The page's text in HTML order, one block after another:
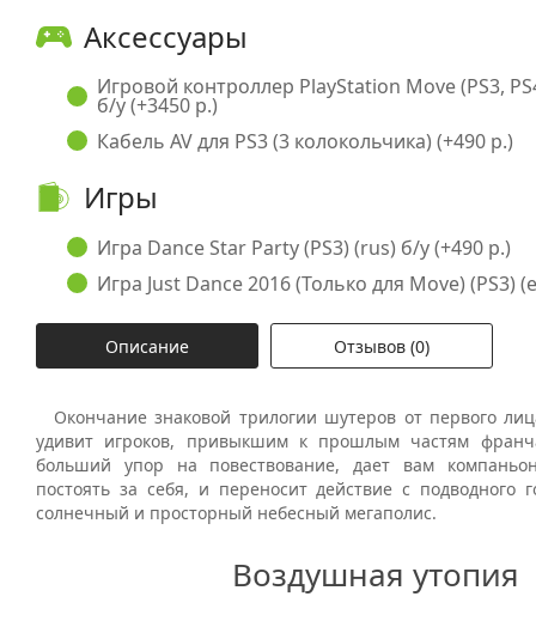
Аксессуары
Игровой контроллер PlayStation Move (PS3,
б/у (+3450 р.)
Кабель AV для PS3 (3 колокольчика) (+490 р.)
Игры
Игра Dance Star Party (PS3) (rus) б/у (+490 р.)
Игра Just Dance 2016 (Только для Move) (PS3)
Описание Отзывов (0)
Окончание знаковой трилогии шутеров от первого
удивит игроков, привыкшим к прошлым частям
больший упор на повествование, дает вам
постоять за себя, и переносит действие с подводного
солнечный и просторный небесный мегаполис.
Воздушная утопия